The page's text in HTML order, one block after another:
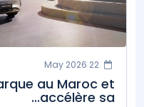
au Maroc et
accélère sa...